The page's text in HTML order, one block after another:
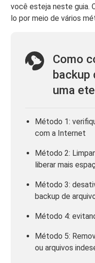
você esteja neste guia.
lo por meio de vários
Como
backup
uma
Método 1:
com a Internet
Método 2:
liberar mais
Método 3:
backup de
Método 4:
Método 5:
ou arquivos